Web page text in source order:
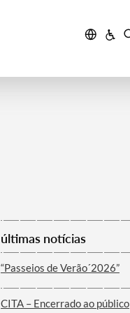
últimas notícias
“Passeios de Verão´2026”
CITA – Encerrado ao público